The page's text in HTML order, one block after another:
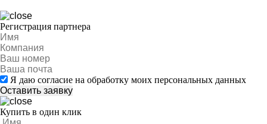
Регистрация партнера
Я даю согласие на обработку моих персональных данных
Купить в один клик